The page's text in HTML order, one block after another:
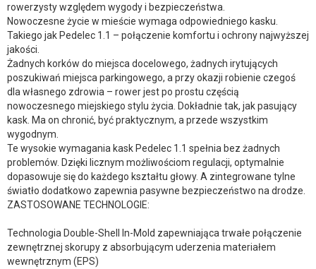
rowerzysty względem wygody i bezpieczeństwa.
Nowoczesne życie w mieście wymaga odpowiedniego kasku.
Takiego jak Pedelec 1.1 – połączenie komfortu i ochrony najwyższej
jakości.
Żadnych korków do miejsca docelowego, żadnych irytujących
poszukiwań miejsca parkingowego, a przy okazji robienie czegoś
dla własnego zdrowia – rower jest po prostu częścią
nowoczesnego miejskiego stylu życia. Dokładnie tak, jak pasujący
kask. Ma on chronić, być praktycznym, a przede wszystkim
wygodnym.
Te wysokie wymagania kask Pedelec 1.1 spełnia bez żadnych
problemów. Dzięki licznym możliwościom regulacji, optymalnie
dopasowuje się do każdego kształtu głowy. A zintegrowane tylne
światło dodatkowo zapewnia pasywne bezpieczeństwo na drodze.
ZASTOSOWANE TECHNOLOGIE:
Technologia Double-Shell In-Mold zapewniająca trwałe połączenie
zewnętrznej skorupy z absorbującym uderzenia materiałem
wewnętrznym (EPS)